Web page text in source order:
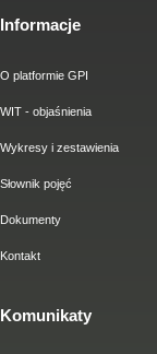
Informacje
O platformie GPI
WIT - objaśnienia
Wykresy i zestawienia
Słownik pojęć
Dokumenty
Kontakt
Komunikaty